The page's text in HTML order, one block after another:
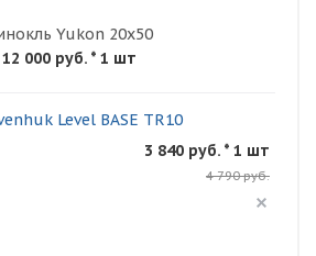
Yukon 20x50
12 000 руб. * 1 шт
Level BASE TR10
3 840 руб. * 1 шт
4 790 руб.